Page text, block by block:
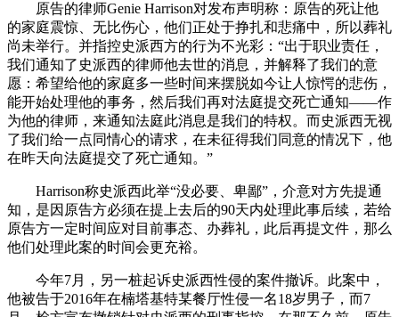
原告的律师Genie Harrison对发布声明称：原告的死让他
的家庭震惊、无比伤心，他们正处于挣扎和悲痛中，所以葬礼
尚未举行。并指控史派西方的行为不光彩：“出于职业责任，
我们通知了史派西的律师他去世的消息，并解释了我们的意
愿：希望给他的家庭多一些时间来摆脱如今让人惊愕的悲伤，
能开始处理他的事务，然后我们再对法庭提交死亡通知——作
为他的律师，来通知法庭此消息是我们的特权。而史派西无视
了我们给一点同情心的请求，在未征得我们同意的情况下，他
在昨天向法庭提交了死亡通知。”
Harrison称史派西此举“没必要、卑鄙”，介意对方先提通
知，是因原告方必须在提上去后的90天内处理此事后续，若给
原告方一定时间应对目前事态、办葬礼，此后再提文件，那么
他们处理此案的时间会更充裕。
今年7月，另一桩起诉史派西性侵的案件撤诉。此案中，
他被告于2016年在楠塔基特某餐厅性侵一名18岁男子，而7